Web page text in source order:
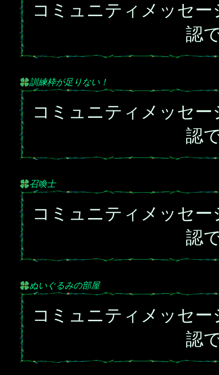
コミュニティメッセ
認
訓練枠が足りない！
コミュニティメッセ
認
召喚士
コミュニティメッセ
認
ぬいぐるみの部屋
コミュニティメッセ
認